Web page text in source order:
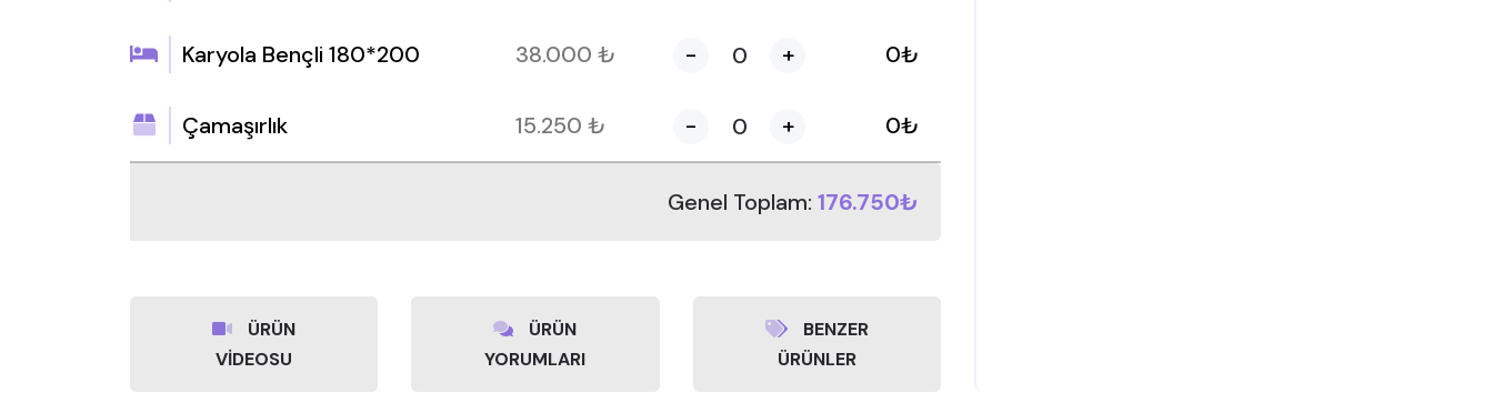
Karyola Bençli 180*200 38.000 ₺ - + 0₺
Çamaşırlık 15.250 ₺ - + 0₺
Genel Toplam: 176.750₺
ÜRÜN
VİDEOSU
ÜRÜN
YORUMLARI
BENZER
ÜRÜNLER